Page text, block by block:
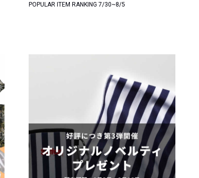
POPULAR ITEM RANKING 7/30~8/5